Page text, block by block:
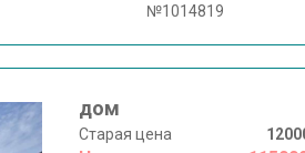
Рядом находится остановка
учреждения, магазины,
№1014819
дом
Старая цена